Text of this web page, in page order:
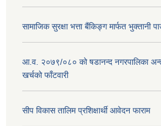
सामाजिक सुरक्षा भत्ता बैंकिङ्ग मार्फत भुक्तानी
आ.व. २०७९/०८० को षडानन्द नगरपालिका
खर्चको फाँटवारी
सीप विकास तालिम प्रशिक्षार्थी आवेदन फाराम